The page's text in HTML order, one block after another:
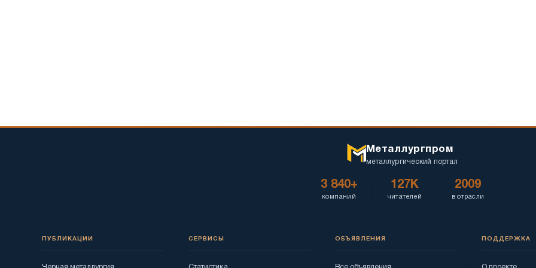
Металлургпром
металлургический портал
3 840+
компаний
127K
читателей
2009
в отрасли
ПУБЛИКАЦИИ СЕРВИСЫ ОБЪЯВЛЕНИЯ ПОДДЕРЖКА